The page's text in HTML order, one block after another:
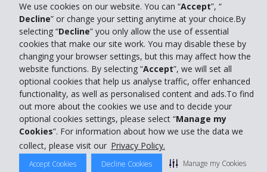
We use cookies on our website. You can “Accept”, “
Decline” or change your setting anytime at your choice.By
selecting “Decline” you only allow the use of essential
cookies that make our site work. You may disable these by
changing your browser settings, but this may affect how the
website functions. By selecting “Accept”, we will set all
optional cookies that help us analyse traffic, offer enhanced
functionality, as well as personalised content and ads.To find
out more about the cookies we use and to decide your
optional cookies settings, please select “Manage my
Cookies”. For information about how we use the data we
collect, please visit our Privacy Policy.
Accept Cookies Decline Cookies Manage my Cookies
Visa plats
Hantera mina cookies